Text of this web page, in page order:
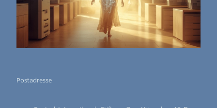
Postadresse